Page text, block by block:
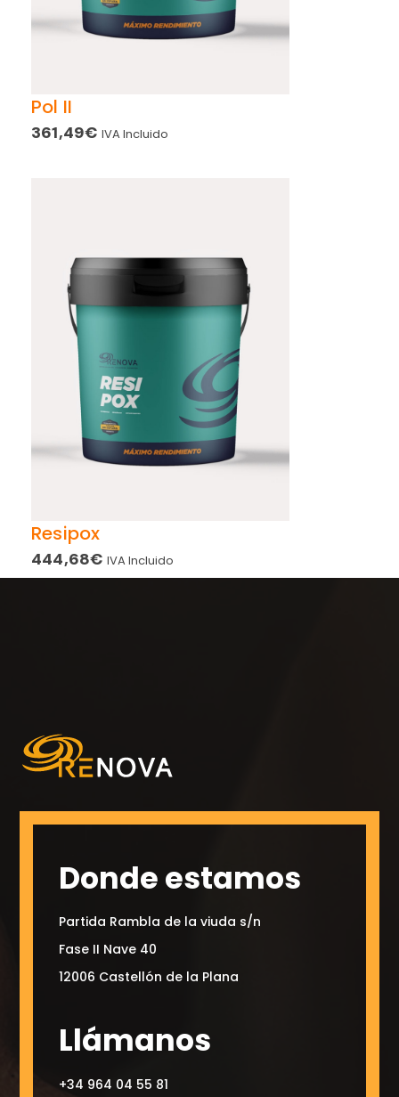
Pol II
361,49€ IVA Incluido
Resipox
444,68€ IVA Incluido
Donde estamos
Partida Rambla de la viuda s/n
Fase II Nave 40
12006 Castellón de la Plana
Llámanos
+34 964 04 55 81